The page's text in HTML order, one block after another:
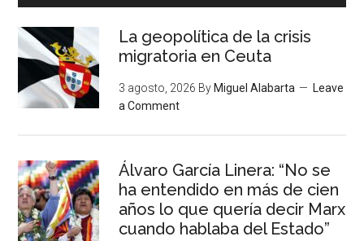
La geopolítica de la crisis
migratoria en Ceuta
3 agosto, 2026 By Miguel Alabarta
Leave
a Comment
Álvaro García Linera: “No se
ha entendido en más de cien
años lo que quería decir Marx
cuando hablaba del Estado”